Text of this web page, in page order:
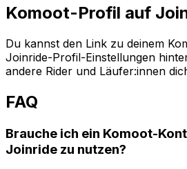
Komoot-Profil auf
Du kannst den Link zu deinem
Joinride-Profil-Einstellungen
andere Rider und Läufer:innen
FAQ
Brauche ich ein Komoot-
Joinride zu nutzen?